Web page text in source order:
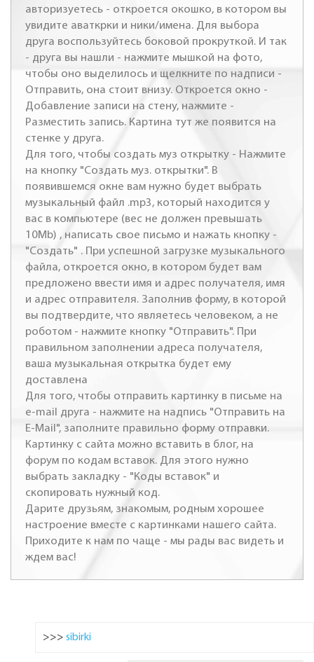
авторизуетесь - откроется окошко, в котором вы
увидите аваткрки и ники/имена. Для выбора
друга воспользуйтесь боковой прокруткой. И так
- друга вы нашли - нажмите мышкой на фото,
чтобы оно выделилось и щелкните по надписи -
Отправить, она стоит внизу. Откроется окно -
Добавление записи на стену, нажмите -
Разместить запись. Картина тут же появится на
стенке у друга.
Для того, чтобы создать муз открытку - Нажмите
на кнопку "Создать муз. открытки". В
появившемся окне вам нужно будет выбрать
музыкальный файл .mp3, который находится у
вас в компьютере (вес не должен превышать
10Mb) , написать свое письмо и нажать кнопку -
"Создать" . При успешной загрузке музыкального
файла, откроется окно, в котором будет вам
предложено ввести имя и адрес получателя, имя
и адрес отправителя. Заполнив форму, в которой
вы подтвердите, что являетесь человеком, а не
роботом - нажмите кнопку "Отправить". При
правильном заполнении адреса получателя,
ваша музыкальная открытка будет ему
доставлена
Для того, чтобы отправить картинку в письме на
e-mail друга - нажмите на надпись "Отправить на
E-Mail", заполните правильно форму отправки.
Картинку с сайта можно вставить в блог, на
форум по кодам вставок. Для этого нужно
выбрать закладку - "Коды вставок" и
скопировать нужный код.
Дарите друзьям, знакомым, родным хорошее
настроение вместе с картинками нашего сайта.
Приходите к нам по чаще - мы рады вас видеть и
ждем вас!
>>> sibirki